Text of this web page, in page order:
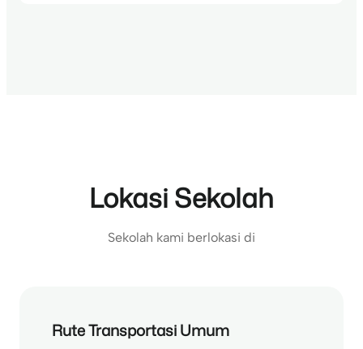
Lokasi Sekolah
Sekolah kami berlokasi di
Rute Transportasi Umum